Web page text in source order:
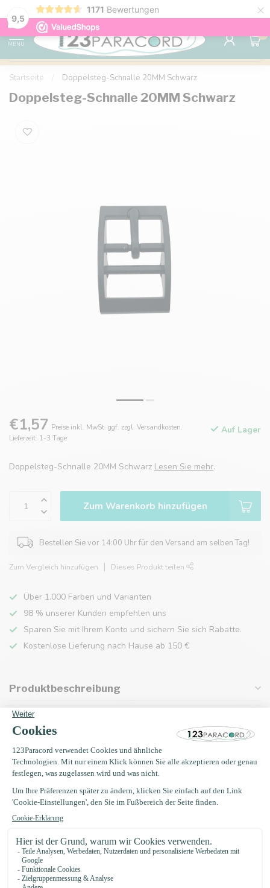
9,5
1171 Bewertungen ×
Kostenlose Lieferung nach Hause ab 150 €
MENU
0
Startseite Doppelsteg-Schnalle 20MM Schwarz
Doppelsteg-Schnalle 20MM Schwarz
€1,57 Preise inkl. MwSt. ggf. zzgl. Versandkosten.
Lieferzeit: 1-3 Tage
Auf Lager
Doppelsteg-Schnalle 20MM Schwarz Lesen Sie mehr.
Zum Warenkorb hinzufügen
Bestellen Sie vor 14:00 Uhr für den Versand am selben Tag!
Zum Vergleich hinzufügen Dieses Produkt teilen
Über 1.000 Farben und Varianten
98 % unserer Kunden empfehlen uns
Sparen Sie mit Ihrem Konto und sichern Sie sich Rabatte.
Kostenlose Lieferung nach Hause ab 150 €
Produktbeschreibung
Eigenschaften
Zuletzt angesehen